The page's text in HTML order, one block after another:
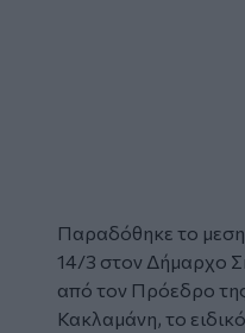
Παραδόθηκε το
14/3 στον Δήμαρχο
από τον Πρόεδρο
Κακλαμάνη, το